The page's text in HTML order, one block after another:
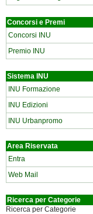
Concorsi e Premi
Concorsi INU
Premio INU
Sistema INU
INU Formazione
INU Edizioni
INU Urbanpromo
Area Riservata
Entra
Web Mail
Ricerca per Categorie
Ricerca per Categorie